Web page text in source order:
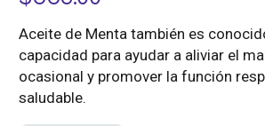
Aceite de Menta también es
capacidad para ayudar a aliviar el
ocasional y promover la función
saludable.